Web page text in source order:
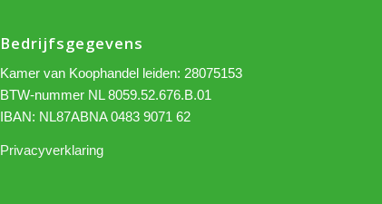
Bedrijfsgegevens
Kamer van Koophandel leiden: 28075153
BTW-nummer NL 8059.52.676.B.01
IBAN: NL87ABNA 0483 9071 62
Privacyverklaring